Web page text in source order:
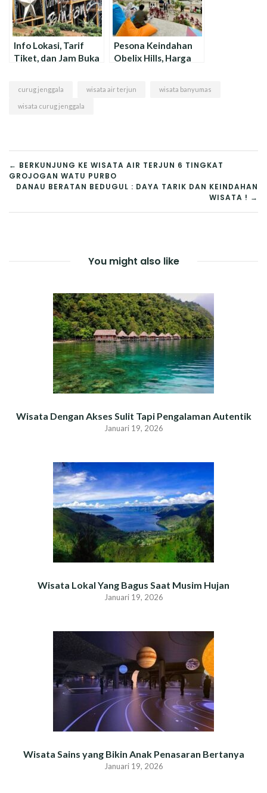
Info Lokasi, Tarif
Tiket, dan Jam Buka
Pesona Keindahan
Obelix Hills, Harga
curug jenggala wisata air terjun wisata banyumas
wisata curug jenggala
NAVIGASI
POS
← BERKUNJUNG KE WISATA AIR TERJUN 6 TINGKAT
GROJOGAN WATU PURBO
DANAU BERATAN BEDUGUL : DAYA TARIK DAN KEINDAHAN
WISATA ! →
You might also like
Wisata Dengan Akses Sulit Tapi Pengalaman Autentik
Januari 19, 2026
Wisata Lokal Yang Bagus Saat Musim Hujan
Januari 19, 2026
Wisata Sains yang Bikin Anak Penasaran Bertanya
Januari 19, 2026